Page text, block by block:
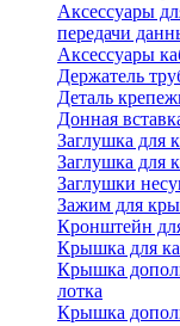
Аксессуары
передачи
Аксессуары
Держатель
Деталь
Донная
Заглушка для
Заглушка для
Заглушки
Зажим для
Кронштейн
Крышка для
Крышка
лотка
Крышка